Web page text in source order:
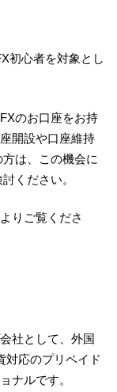
初心者を対象とし
のお口座をお持
開設や口座維持
は、この機会に
ください。
りご覧くださ
社として、外国
対応のプリペイド
ナルです。